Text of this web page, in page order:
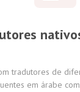
tradutores de
em árabe